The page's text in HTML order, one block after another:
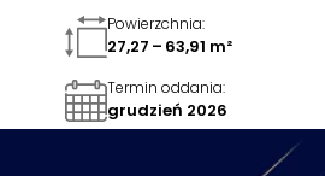
Powierzchnia:
27,27 – 63,91 m²
Termin oddania:
grudzień 2026